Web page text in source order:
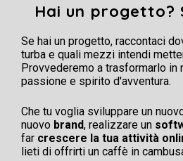
Hai un progetto?
Se hai un progetto, raccontaci
turba e quali mezzi intendi
Provvederemo a trasformarlo in
passione e spirito d'avventura.
Che tu voglia sviluppare un
nuovo brand, realizzare un
far crescere la tua attività
lieti di offrirti un caffè in